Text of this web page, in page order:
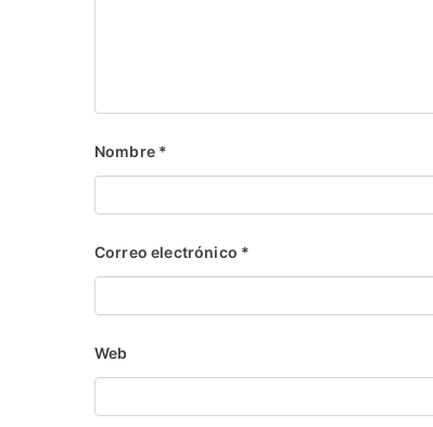
Nombre *
Correo electrónico *
Web